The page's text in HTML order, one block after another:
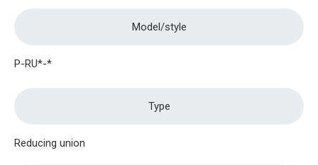
Model/style
P-RU*-*
Type
Reducing union